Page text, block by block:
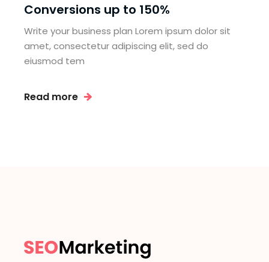
Conversions up to 150%
Write your business plan Lorem ipsum dolor sit
amet, consectetur adipiscing elit, sed do
eiusmod tem
Read more